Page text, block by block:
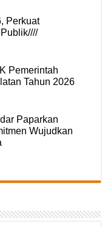
Perkuat
Pemerintah
Tahun 2026
Paparkan
Wujudkan